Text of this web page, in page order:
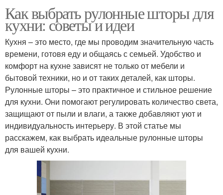
Как выбрать рулонные шторы для
кухни: советы и идеи
Кухня – это место, где мы проводим значительную часть
времени, готовя еду и общаясь с семьей. Удобство и
комфорт на кухне зависят не только от мебели и
бытовой техники, но и от таких деталей, как шторы.
Рулонные шторы – это практичное и стильное решение
для кухни. Они помогают регулировать количество света,
защищают от пыли и влаги, а также добавляют уют и
индивидуальность интерьеру. В этой статье мы
расскажем, как выбрать идеальные рулонные шторы
для вашей кухни.